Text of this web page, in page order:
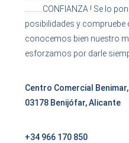
……….CONFIANZA ! Se lo
posibilidades y compruebe
conocemos bien nuestro
esforzamos por darle
Centro Comercial
03178 Benijófar, Alicante
+34 966 170 850